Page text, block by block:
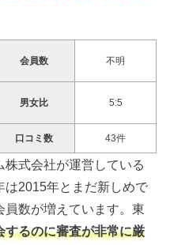
会員数 不明
男女比 5:5
口コミ数 43件
式会社が運営している
は2015年とまだ新しめで
数が増えています。東
するのに審査が非常に厳